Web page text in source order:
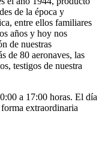
de la época y
entre ellos familiares
años y hoy nos
de nuestras
de 80 aeronaves, las
testigos de nuestra
a 17:00 horas. El día
extraordinaria